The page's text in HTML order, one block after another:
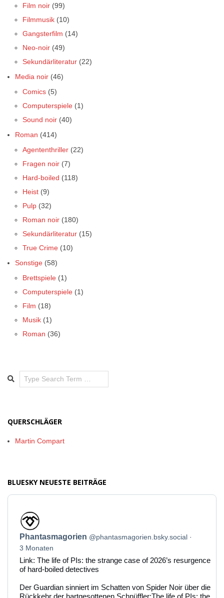
Film noir (99)
Filmmusik (10)
Gangsterfilm (14)
Neo-noir (49)
Sekundärliteratur (22)
Media noir (46)
Comics (5)
Computerspiele (1)
Sound noir (40)
Roman (414)
Agententhriller (22)
Fragen noir (7)
Hard-boiled (118)
Heist (9)
Pulp (32)
Roman noir (180)
Sekundärliteratur (15)
True Crime (10)
Sonstige (58)
Brettspiele (1)
Computerspiele (1)
Film (18)
Musik (1)
Roman (36)
Search
QUERSCHLÄGER
Martin Compart
BLUESKY NEUESTE BEITRÄGE
Beitrag
von
Phantasmagorien
auf
Bluesky
ansehen
Phantasmagorien @phantasmagorien.bsky.social
3 Monaten
Link: The life of PIs: the strange case of 2026’s resurgence
of hard-boiled detectives
Der Guardian sinniert im Schatten von Spider Noir über die
Rückkehr der hartgesottenen Schnüffler:The life of PIs: the